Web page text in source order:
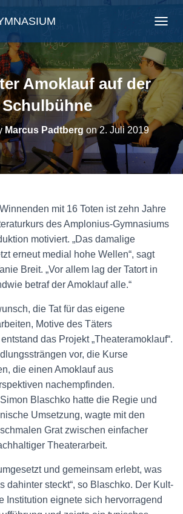
A
V
I
G
T
O
L
T
Amoklauf auf der
Schulbühne
Marcus Padtberg on2. Juli 2019
mit 16 Toten ist zehn Jahre
des Amplonius-Gymnasiums
motiviert. „Das damalige
erneut medial hohe Wellen“, sagt
Breit. „Vor allem lag der Tatort in
betraf der Amoklauf alle.“
die Tat für das eigene
Motive des Täters
das Projekt „Theateramoklauf“.
vor, die Kurse
die einen Amoklauf aus
nachempfinden.
Blaschko hatte die Regie und
Umsetzung, wagte mit den
Grat zwischen einfacher
Theaterarbeit.
und gemeinsam erlebt, was
dahinter steckt“, so Blaschko. Der Kult-
Institution eignete sich hervorragend